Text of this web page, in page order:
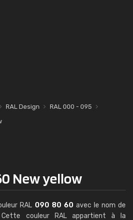
RAL Design
RAL 000 - 095
New yellow
RAL 090 80 60 avec le nom de
couleur RAL appartient à la